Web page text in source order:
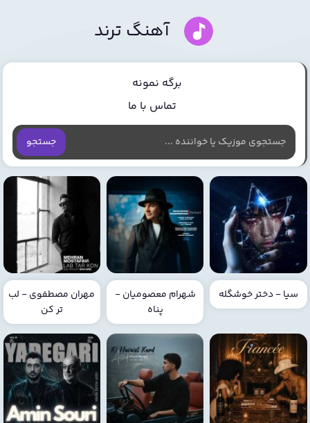
آهنگ ترند
برگه نمونه
تماس با ما
جستجو
سیا - دختر خوشگله
شهرام معصومیان -
پناه
مهران مصطفوی - لب
تر کن